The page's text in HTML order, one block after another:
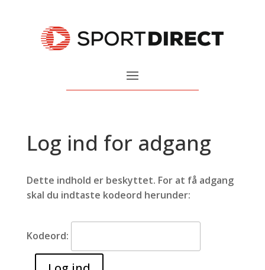
Log ind for adgang
Dette indhold er beskyttet. For at få adgang
skal du indtaste kodeord herunder:
Kodeord: